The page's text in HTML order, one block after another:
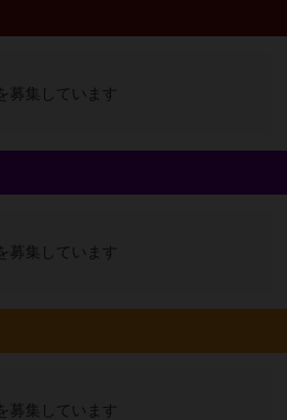
募集しています
募集しています
募集しています